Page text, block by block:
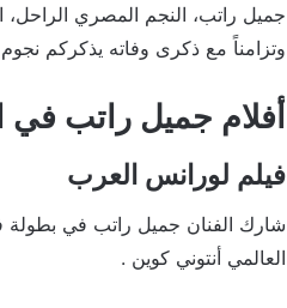
جميل راتب، النجم المصري الراحل،
وتزامناً مع ذكرى وفاته يذكركم
أفلام جميل راتب في
فيلم لورانس العرب
شارك الفنان جميل راتب في بطولة
العالمي أنتوني كوين .